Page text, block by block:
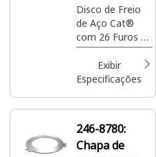
de Espessura
Disco de Freio
de Aço Cat®
com 26 Furos de
Montagem para
Roda de
Comando Final
Exibir
Especificações
246-8780:
Chapa de